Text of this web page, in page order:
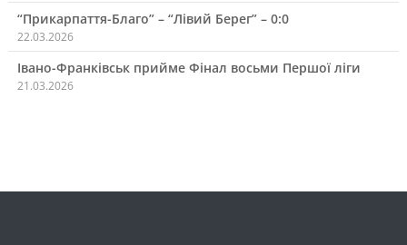
“Прикарпаття-Благо” – “Лівий Берег” – 0:0
22.03.2026
Івано-Франківськ прийме Фінал восьми Першої ліги
21.03.2026